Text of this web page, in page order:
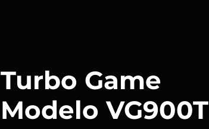
Turbo Game
Modelo VG900T